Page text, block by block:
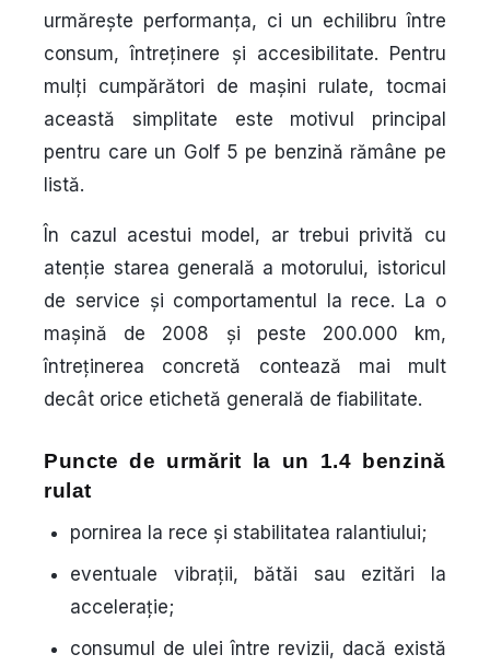
urmărește performanța, ci un echilibru între
consum, întreținere și accesibilitate. Pentru
mulți cumpărători de mașini rulate, tocmai
această simplitate este motivul principal
pentru care un Golf 5 pe benzină rămâne pe
listă.
În cazul acestui model, ar trebui privită cu
atenție starea generală a motorului, istoricul
de service și comportamentul la rece. La o
mașină de 2008 și peste 200.000 km,
întreținerea concretă contează mai mult
decât orice etichetă generală de fiabilitate.
Puncte de urmărit la un 1.4 benzină
rulat
pornirea la rece și stabilitatea ralantiului;
eventuale vibrații, bătăi sau ezitări la
accelerație;
consumul de ulei între revizii, dacă există